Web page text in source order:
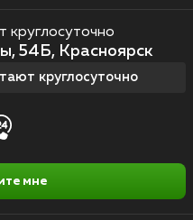
54Б, Красноярск
круглосуточно
мне